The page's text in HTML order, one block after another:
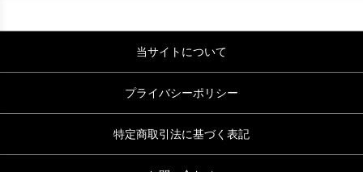
当サイトについて
プライバシーポリシー
特定商取引法に基づく表記